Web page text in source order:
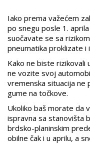
Iako prema važećem
po snegu posle 1.
suočavate se sa
pneumatika proklizate i
Kako ne biste
ne vozite svoj
vremenska situacija ne
gume na točkove.
Ukoliko baš morate da
ispravna sa stanovišta
brdsko-planinskim
obilne čak i u aprilu, a